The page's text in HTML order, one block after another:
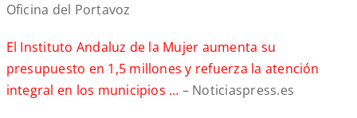
Oficina del Portavoz
El Instituto Andaluz de la Mujer aumenta su
presupuesto en 1,5 millones y refuerza la atención
integral en los municipios … – Noticiaspress.es